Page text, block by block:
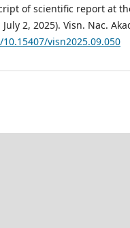
of scientific report at
2, 2025). Visn. Nac.
visn2025.09.050